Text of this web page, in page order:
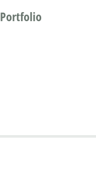
Portfolio